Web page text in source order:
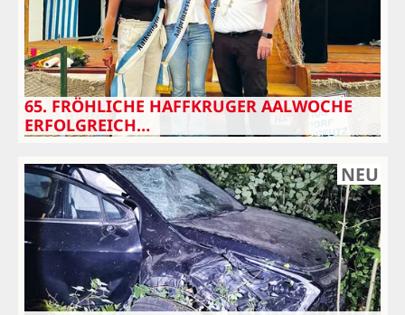
65. FRÖHLICHE HAFFKRUGER AALWOCHE
ERFOLGREICH…
NEU